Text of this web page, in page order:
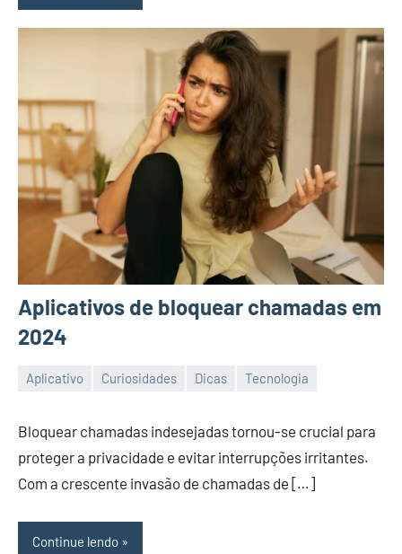
Aplicativos de bloquear chamadas em
2024
Aplicativo Curiosidades Dicas Tecnologia
26/12/2023
Vanessa
Bloquear chamadas indesejadas tornou-se crucial para
proteger a privacidade e evitar interrupções irritantes.
Com a crescente invasão de chamadas de […]
Continue lendo